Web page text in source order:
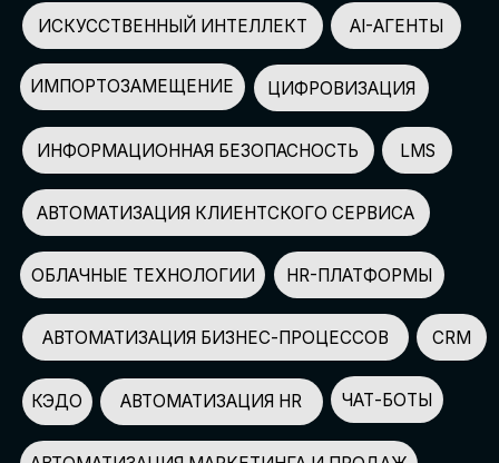
НЕЙРОСЕТИ ДЛЯ БИЗНЕСА
КЭДО АВТОМАТИЗАЦИЯ HR
АВТОМАТИЗАЦИЯ МАРКЕТИНГА И ПРОДАЖ
AI-АССИСТЕНТЫ
ЧАТ-БОТЫ
СПИКЕРОВ
150+
ПАРТНЕРОВ
100+
УЧАСТНИКОВ
2500+